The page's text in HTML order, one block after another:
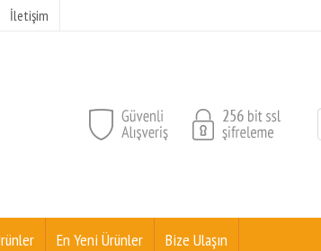
İletişim
En Yeni Ürünler Bize Ulaşın